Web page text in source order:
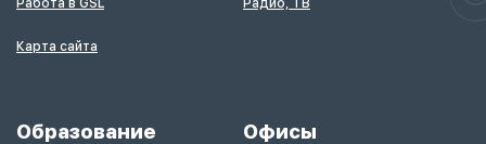
Работа в GSL
Карта сайта
Радио, ТВ
Образование Офисы